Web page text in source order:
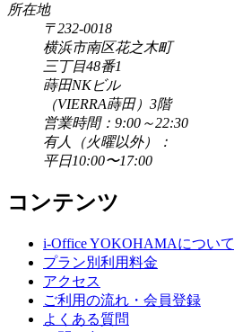
所在地
〒232-0018
横浜市南区花之木町
三丁目48番1
蒔田NKビル
（VIERRA蒔田）3階
営業時間：9:00～22:30
有人（火曜以外）：
平日10:00〜17:00
コンテンツ
i-Office YOKOHAMAについて
プラン別利用料金
アクセス
ご利用の流れ・会員登録
よくある質問